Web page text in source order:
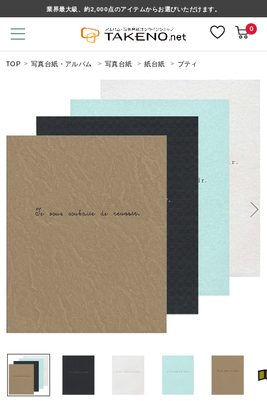
業界最大級、約2,000点のアイテムからお選びいただけます。
0
TOP 写真台紙・アルバム 写真台紙 紙台紙 プティ